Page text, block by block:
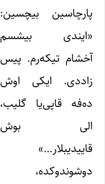
پارچاسین بیچسین:
«ایندی بیشسم
آخشام تیکه‌رم. پیس
زاددی. ایکی اوش
ده‌فه قاپی‌یا گلیب،
الی بوش
قاییدیبلار…»
دوشوندوکده،